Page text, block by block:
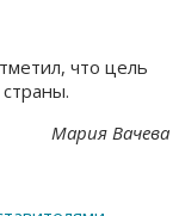
что цель
Мария Вачева